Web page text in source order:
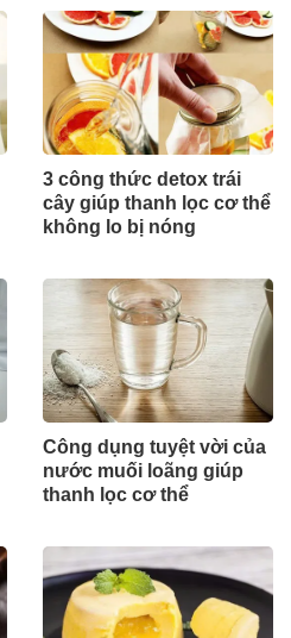
3 công thức detox trái
cây giúp thanh lọc cơ thể
không lo bị nóng
Công dụng tuyệt vời của
nước muối loãng giúp
thanh lọc cơ thể